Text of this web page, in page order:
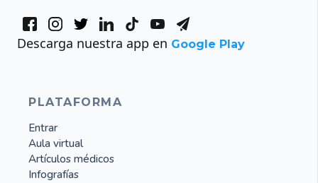
Descarga nuestra app en Google Play
PLATAFORMA
Entrar
Aula virtual
Artículos médicos
Infografías